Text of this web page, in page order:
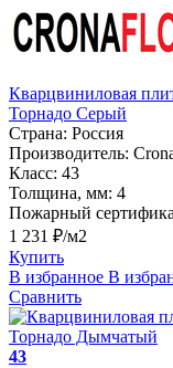
Кварцвиниловая
Торнадо Серый
Страна: Россия
Производитель:
Класс: 43
Толщина, мм: 4
Пожарный
1 231 ₽/м2
Купить
В избранное В
Сравнить
43